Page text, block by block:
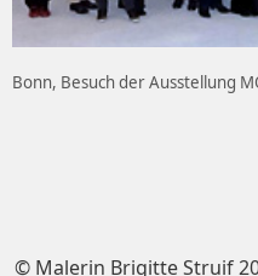
Bonn, Besuch der Ausstellung
© Malerin Brigitte Struif